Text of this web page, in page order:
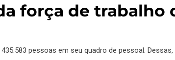
força de trabalho
pessoas em seu quadro de pessoal.